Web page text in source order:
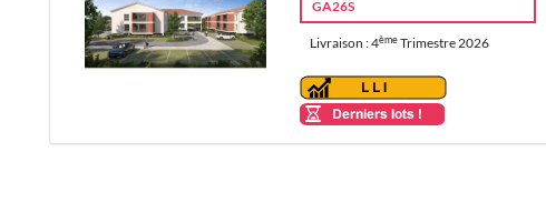
GA26S
Livraison : 4èmeTrimestre 2026